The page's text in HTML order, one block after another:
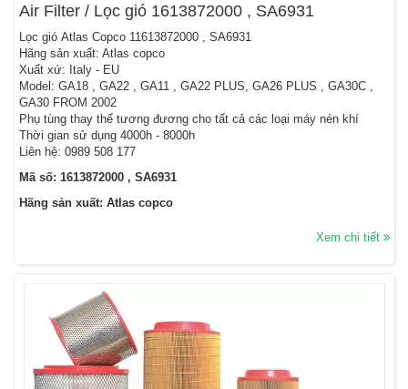
Air Filter / Lọc gió 1613872000 , SA6931
Lọc gió Atlas Copco 11613872000 , SA6931
Hãng sản xuất: Atlas copco
Xuất xứ: Italy - EU
Model: GA18 , GA22 , GA11 , GA22 PLUS, GA26 PLUS , GA30C ,
GA30 FROM 2002
Phụ tùng thay thế tương đương cho tất cả các loại máy nén khí
Thời gian sử dụng 4000h - 8000h
Liên hệ: 0989 508 177
Mã số: 1613872000 , SA6931
Hãng sản xuất: Atlas copco
Xem chi tiết